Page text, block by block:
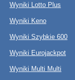
Wyniki Lotto Plus
Wyniki Keno
Wyniki Szybkie 600
Wyniki Eurojackpot
Wyniki Multi Multi